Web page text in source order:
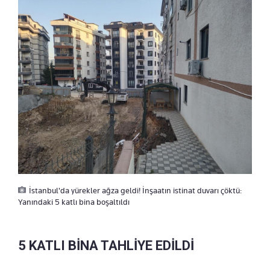
İstanbul'da yürekler ağza geldi! İnşaatın istinat duvarı çöktü:
Yanındaki 5 katlı bina boşaltıldı
5 KATLI BİNA TAHLİYE EDİLDİ